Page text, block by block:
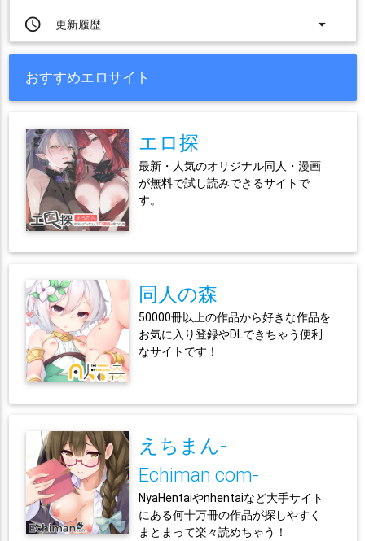
access_time
更新履歴 arrow_drop_down
おすすめエロサイト
エロ探
最新・人気のオリジナル同人・漫画
が無料で試し読みできるサイトで
す。
同人の森
50000冊以上の作品から好きな作品を
お気に入り登録やDLできちゃう便利
なサイトです！
えちまん-
Echiman.com-
NyaHentaiやnhentaiなど大手サイト
にある何十万冊の作品が探しやすく
まとまって楽々読めちゃう！